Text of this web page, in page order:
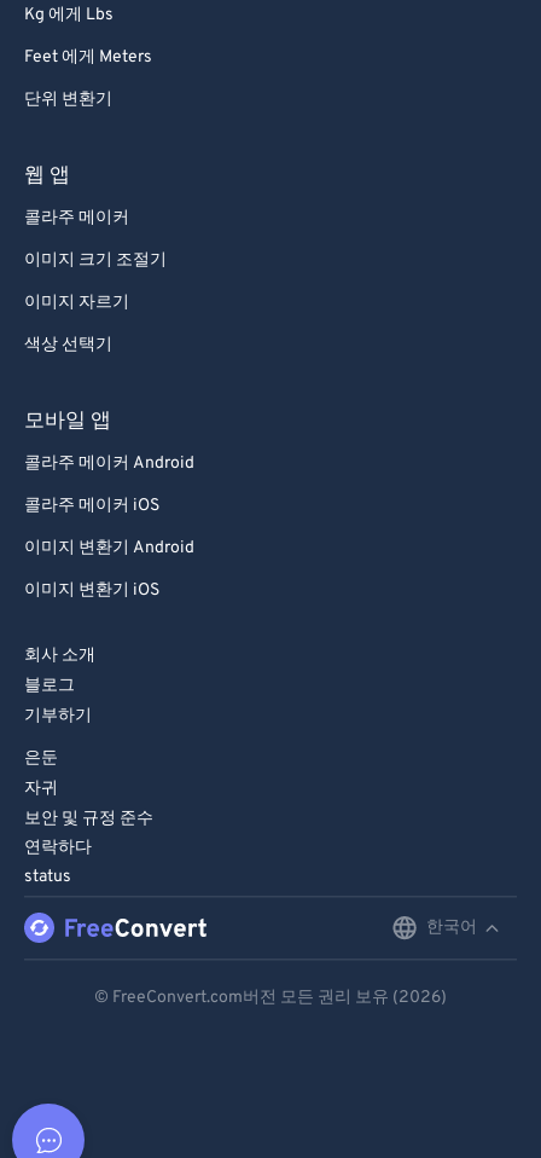
Kg 에게 Lbs
Feet 에게 Meters
단위 변환기
웹 앱
콜라주 메이커
이미지 크기 조절기
이미지 자르기
색상 선택기
모바일 앱
콜라주 메이커 Android
콜라주 메이커 iOS
이미지 변환기 Android
이미지 변환기 iOS
회사 소개
블로그
기부하기
은둔
자귀
보안 및 규정 준수
연락하다
status
한국어
© FreeConvert.com버전 모든 권리 보유 (2026)